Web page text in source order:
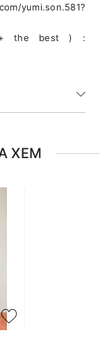
yumi.son.581?
+ the best ) :
XEM